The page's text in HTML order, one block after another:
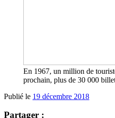
En 1967, un million de
prochain, plus de 30 000
Publié le 19 décembre 2018
Partager :